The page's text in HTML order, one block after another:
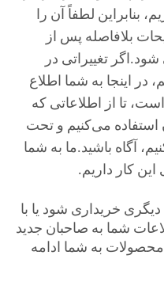
بنابراین لطفاً آن را
بلافاصله پس از
تغییراتی در
در اینجا به شما اطلاع
تا از اطلاعاتی که
استفاده می‌کنیم و تحت
آگاه باشید.ما به شما
این کار داریم.
خریداری شود یا با
شما به صاحبان جدید
محصولات به شما ادامه